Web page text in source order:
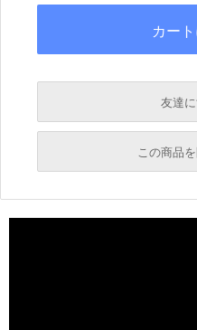
友達
この商品